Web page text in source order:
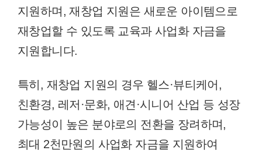
지원하며, 재창업 지원은 새로운 아이템으로
재창업할 수 있도록 교육과 사업화 자금을
지원합니다.
특히, 재창업 지원의 경우 헬스·뷰티케어,
친환경, 레저·문화, 애견·시니어 산업 등 성장
가능성이 높은 분야로의 전환을 장려하며,
최대 2천만원의 사업화 자금을 지원하여